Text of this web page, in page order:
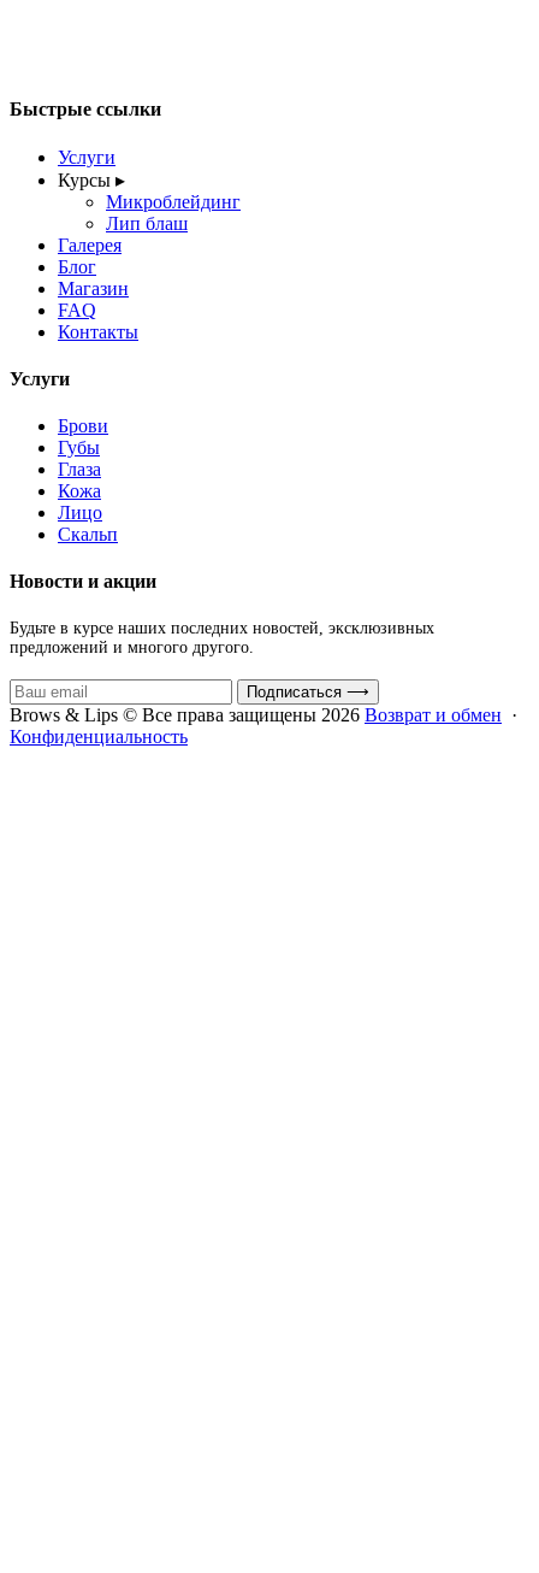
Быстрые ссылки
Услуги
Курсы ▸
Микроблейдинг
Лип блаш
Галерея
Блог
Магазин
FAQ
Контакты
Услуги
Брови
Губы
Глаза
Кожа
Лицо
Скальп
Новости и акции
Будьте в курсе наших последних новостей, эксклюзивных
предложений и многого другого.
Подписаться ⟶
Brows & Lips © Все права защищены 2026 Возврат и обмен ·
Конфиденциальность